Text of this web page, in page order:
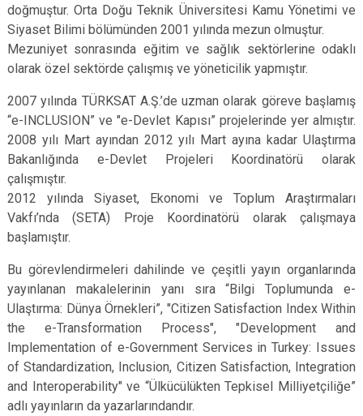
doğmuştur. Orta Doğu Teknik Üniversitesi Kamu Yönetimi ve
Siyaset Bilimi bölümünden 2001 yılında mezun olmuştur.
Mezuniyet sonrasında eğitim ve sağlık sektörlerine odaklı
olarak özel sektörde çalışmış ve yöneticilik yapmıştır.
2007 yılında TÜRKSAT A.Ş.’de uzman olarak göreve başlamış
“e-INCLUSION” ve "e-Devlet Kapısı” projelerinde yer almıştır.
2008 yılı Mart ayından 2012 yılı Mart ayına kadar Ulaştırma
Bakanlığında e-Devlet Projeleri Koordinatörü olarak
çalışmıştır.
2012 yılında Siyaset, Ekonomi ve Toplum Araştırmaları
Vakfı’nda (SETA) Proje Koordinatörü olarak çalışmaya
başlamıştır.
Bu görevlendirmeleri dahilinde ve çeşitli yayın organlarında
yayınlanan makalelerinin yanı sıra “Bilgi Toplumunda e-
Ulaştırma: Dünya Örnekleri”, "Citizen Satisfaction Index Within
the e-Transformation Process", "Development and
Implementation of e-Government Services in Turkey: Issues
of Standardization, Inclusion, Citizen Satisfaction, Integration
and Interoperability" ve “Ülkücülükten Tepkisel Milliyetçiliğe”
adlı yayınların da yazarlarındandır.